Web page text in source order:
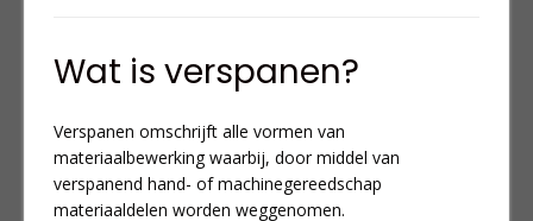
Wat is verspanen?
Verspanen omschrijft alle vormen van
materiaalbewerking waarbij, door middel van
verspanend hand- of machinegereedschap
materiaaldelen worden weggenomen.